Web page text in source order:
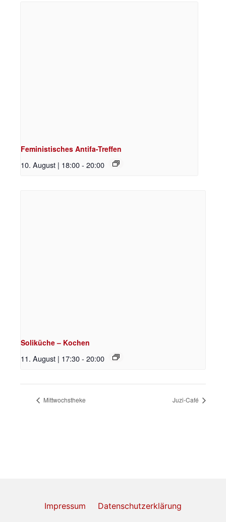
Feministisches Antifa-Treffen
10. August | 18:00- 20:00
Soliküche – Kochen
11. August | 17:30- 20:00
Mittwochstheke Juzi-Café
Impressum Datenschutzerklärung